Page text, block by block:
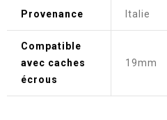
Provenance Italie
Compatible
avec caches
écrous
19mm